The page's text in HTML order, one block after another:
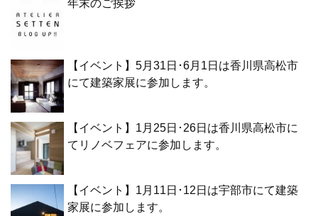
年末のご挨拶
【イベント】5月31日･6月1日は香川県高松市
にて建築家展に参加します。
【イベント】1月25日･26日は香川県高松市に
てリノベフェアに参加します。
【イベント】1月11日･12日は宇部市にて建築
家展に参加します。